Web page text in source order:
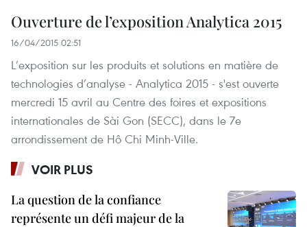
Ouverture de l’exposition Analytica 2015
16/04/2015 02:51
L’exposition sur les produits et solutions en matière de
technologies d’analyse - Analytica 2015 - s'est ouverte
mercredi 15 avril au Centre des foires et expositions
internationales de Sài Gon (SECC), dans le 7e
arrondissement de Hô Chi Minh-Ville.
VOIR PLUS
La question de la confiance
représente un défi majeur de la